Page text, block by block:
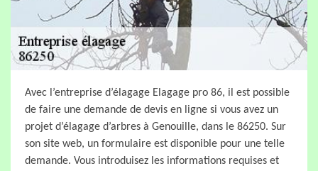
Avec l’entreprise d’élagage Elagage pro 86, il est possible
de faire une demande de devis en ligne si vous avez un
projet d’élagage d’arbres à Genouille, dans le 86250. Sur
son site web, un formulaire est disponible pour une telle
demande. Vous introduisez les informations requises et